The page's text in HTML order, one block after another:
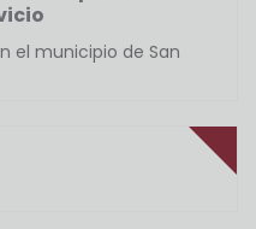
el municipio de San